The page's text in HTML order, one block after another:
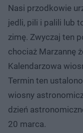
Nasi przodkowie
jedli, pili i palili lub
zimę. Zwyczaj ten
chociaż Marzannę
Kalendarzowa
Termin ten
wiosny
dzień
20 marca.